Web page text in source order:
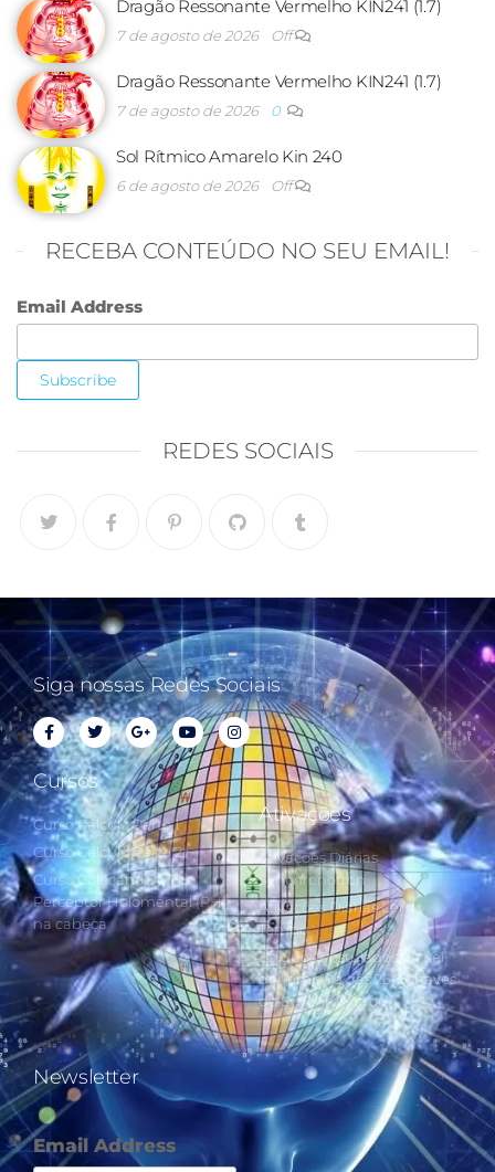
Dragão Ressonante Vermelho KIN241 (1.7)
7 de agosto de 2026 Off
Dragão Ressonante Vermelho KIN241 (1.7)
7 de agosto de 2026 0
Sol Rítmico Amarelo Kin 240
6 de agosto de 2026 Off
RECEBA CONTEÚDO NO SEU EMAIL!
Email Address
REDES SOCIAIS
Siga nossas Redes Sociais
Cursos
Curso Cálculo Parte 1
Curso Cálculo Parte 2
Curso Colocando o
Perceptor Holomental (PH)
na cabeça
Ativações
Ativações Diárias
Synchronotron
Ativações Diárias Lei do
Tempo
Estudos Postulados da Lei
do Tempo e das 260 Chaves
do Synchronotron
Newsletter
Email Address